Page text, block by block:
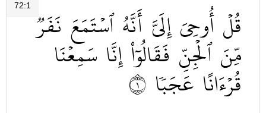
72:1 قُلۡ أُوحِيَ إِلَيَّ أَنَّهُ ٱسۡتَمَعَ نَفَرٞ
مِّنَ ٱلۡجِنِّ فَقَالُوٓاْ إِنَّا سَمِعۡنَا
قُرۡءَانًا عَجَبٗا ١